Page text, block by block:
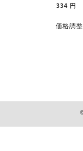
334 円
価格調